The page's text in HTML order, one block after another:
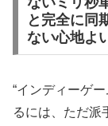
と完全に同
ない心地よ
“インディーゲ
るには、ただ派